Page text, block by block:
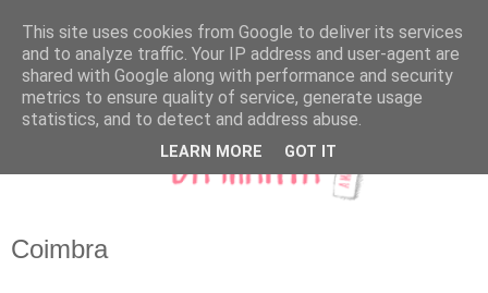
Coimbra
This site uses cookies from Google to deliver its services
and to analyze traffic. Your IP address and user-agent are
shared with Google along with performance and security
metrics to ensure quality of service, generate usage
statistics, and to detect and address abuse.
LEARN MORE GOT IT